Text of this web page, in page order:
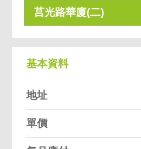
莒光路華廈(二)
基本資料
地址
單價